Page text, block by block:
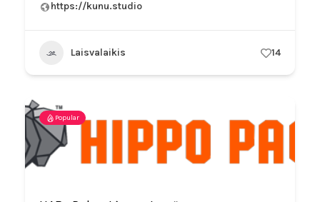
https://kunu.studio
Laisvalaikis 14
Popular